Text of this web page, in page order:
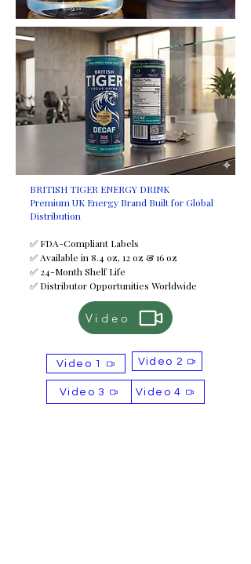
BRITISH TIGER ENERGY DRINK
Premium UK Energy Brand Built for Global
Distribution
✅ FDA-Compliant Labels
✅ Available in 8.4 oz, 12 oz & 16 oz
✅ 24-Month Shelf Life
✅ Distributor Opportunities Worldwide
Video
Video 1 Video 2
Video 4
Video 3